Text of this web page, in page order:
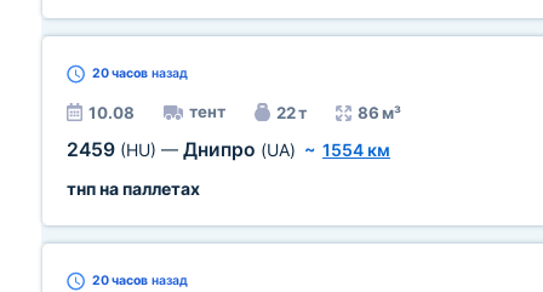
20 часов назад
10.08 тент 22 т 86 м³
2459 (HU) — Днипро (UA) ~ 1554 км
тнп на паллетах
20 часов назад